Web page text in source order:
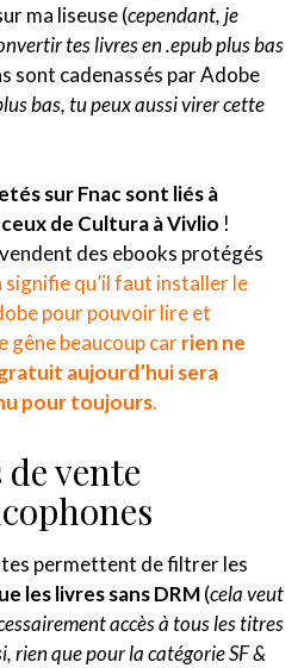
ma liseuse (cependant, je
tes livres en .epub plus bas
sont cadenassés par Adobe
bas, tu peux aussi virer cette
sur Fnac sont liés à
de Cultura à Vivlio !
des ebooks protégés
signifie qu’il faut installer le
pour pouvoir lire et
gêne beaucoup carrien ne
aujourd’hui sera
pour toujours.
vente
permettent de filtrer les
les livres sans DRM(cela veut
accès à tous les titres
rien que pour la catégorie SF &